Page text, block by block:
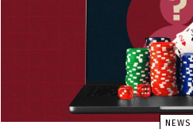
NEWS